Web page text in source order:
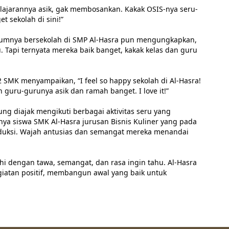
asik, gak membosankan. Kakak OSIS-nya seru-
sekolah di sini!”
bersekolah di SMP Al-Hasra pun mengungkapkan,
ternyata mereka baik banget, kakak kelas dan guru
SMK menyampaikan, “I feel so happy sekolah di Al-Hasra!
gurunya asik dan ramah banget. I love it!”
diajak mengikuti berbagai aktivitas seru yang
siswa SMK Al-Hasra jurusan Bisnis Kuliner yang pada
Wajah antusias dan semangat mereka menandai
dengan tawa, semangat, dan rasa ingin tahu. Al-Hasra
positif, membangun awal yang baik untuk